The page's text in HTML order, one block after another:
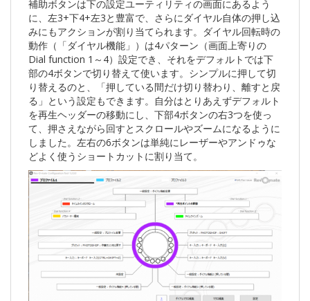
補助ボタンは下の設定ユーティリティの画面にあるよう
に、左3+下4+左3と豊富で、さらにダイヤル自体の押し込
みにもアクションが割り当てられます。ダイヤル回転時の
動作（「ダイヤル機能」）は4パターン（画面上寄りの
Dial function 1～4）設定でき、それをデフォルトでは下
部の4ボタンで切り替えて使います。シンプルに押して切
り替えるのと、「押している間だけ切り替わり、離すと戻
る」という設定もできます。自分はとりあえずデフォルト
を再生ヘッダーの移動にし、下部4ボタンの右3つを使っ
て、押さえながら回すとスクロールやズームになるように
しました。左右の6ボタンは単純にレーザーやアンドゥな
どよく使うショートカットに割り当て。